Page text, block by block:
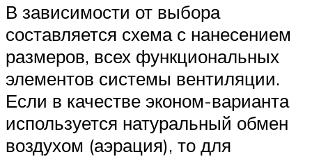
В зависимости от выбора
составляется схема с нанесением
размеров, всех функциональных
элементов системы вентиляции.
Если в качестве эконом-варианта
используется натуральный обмен
воздухом (аэрация), то для